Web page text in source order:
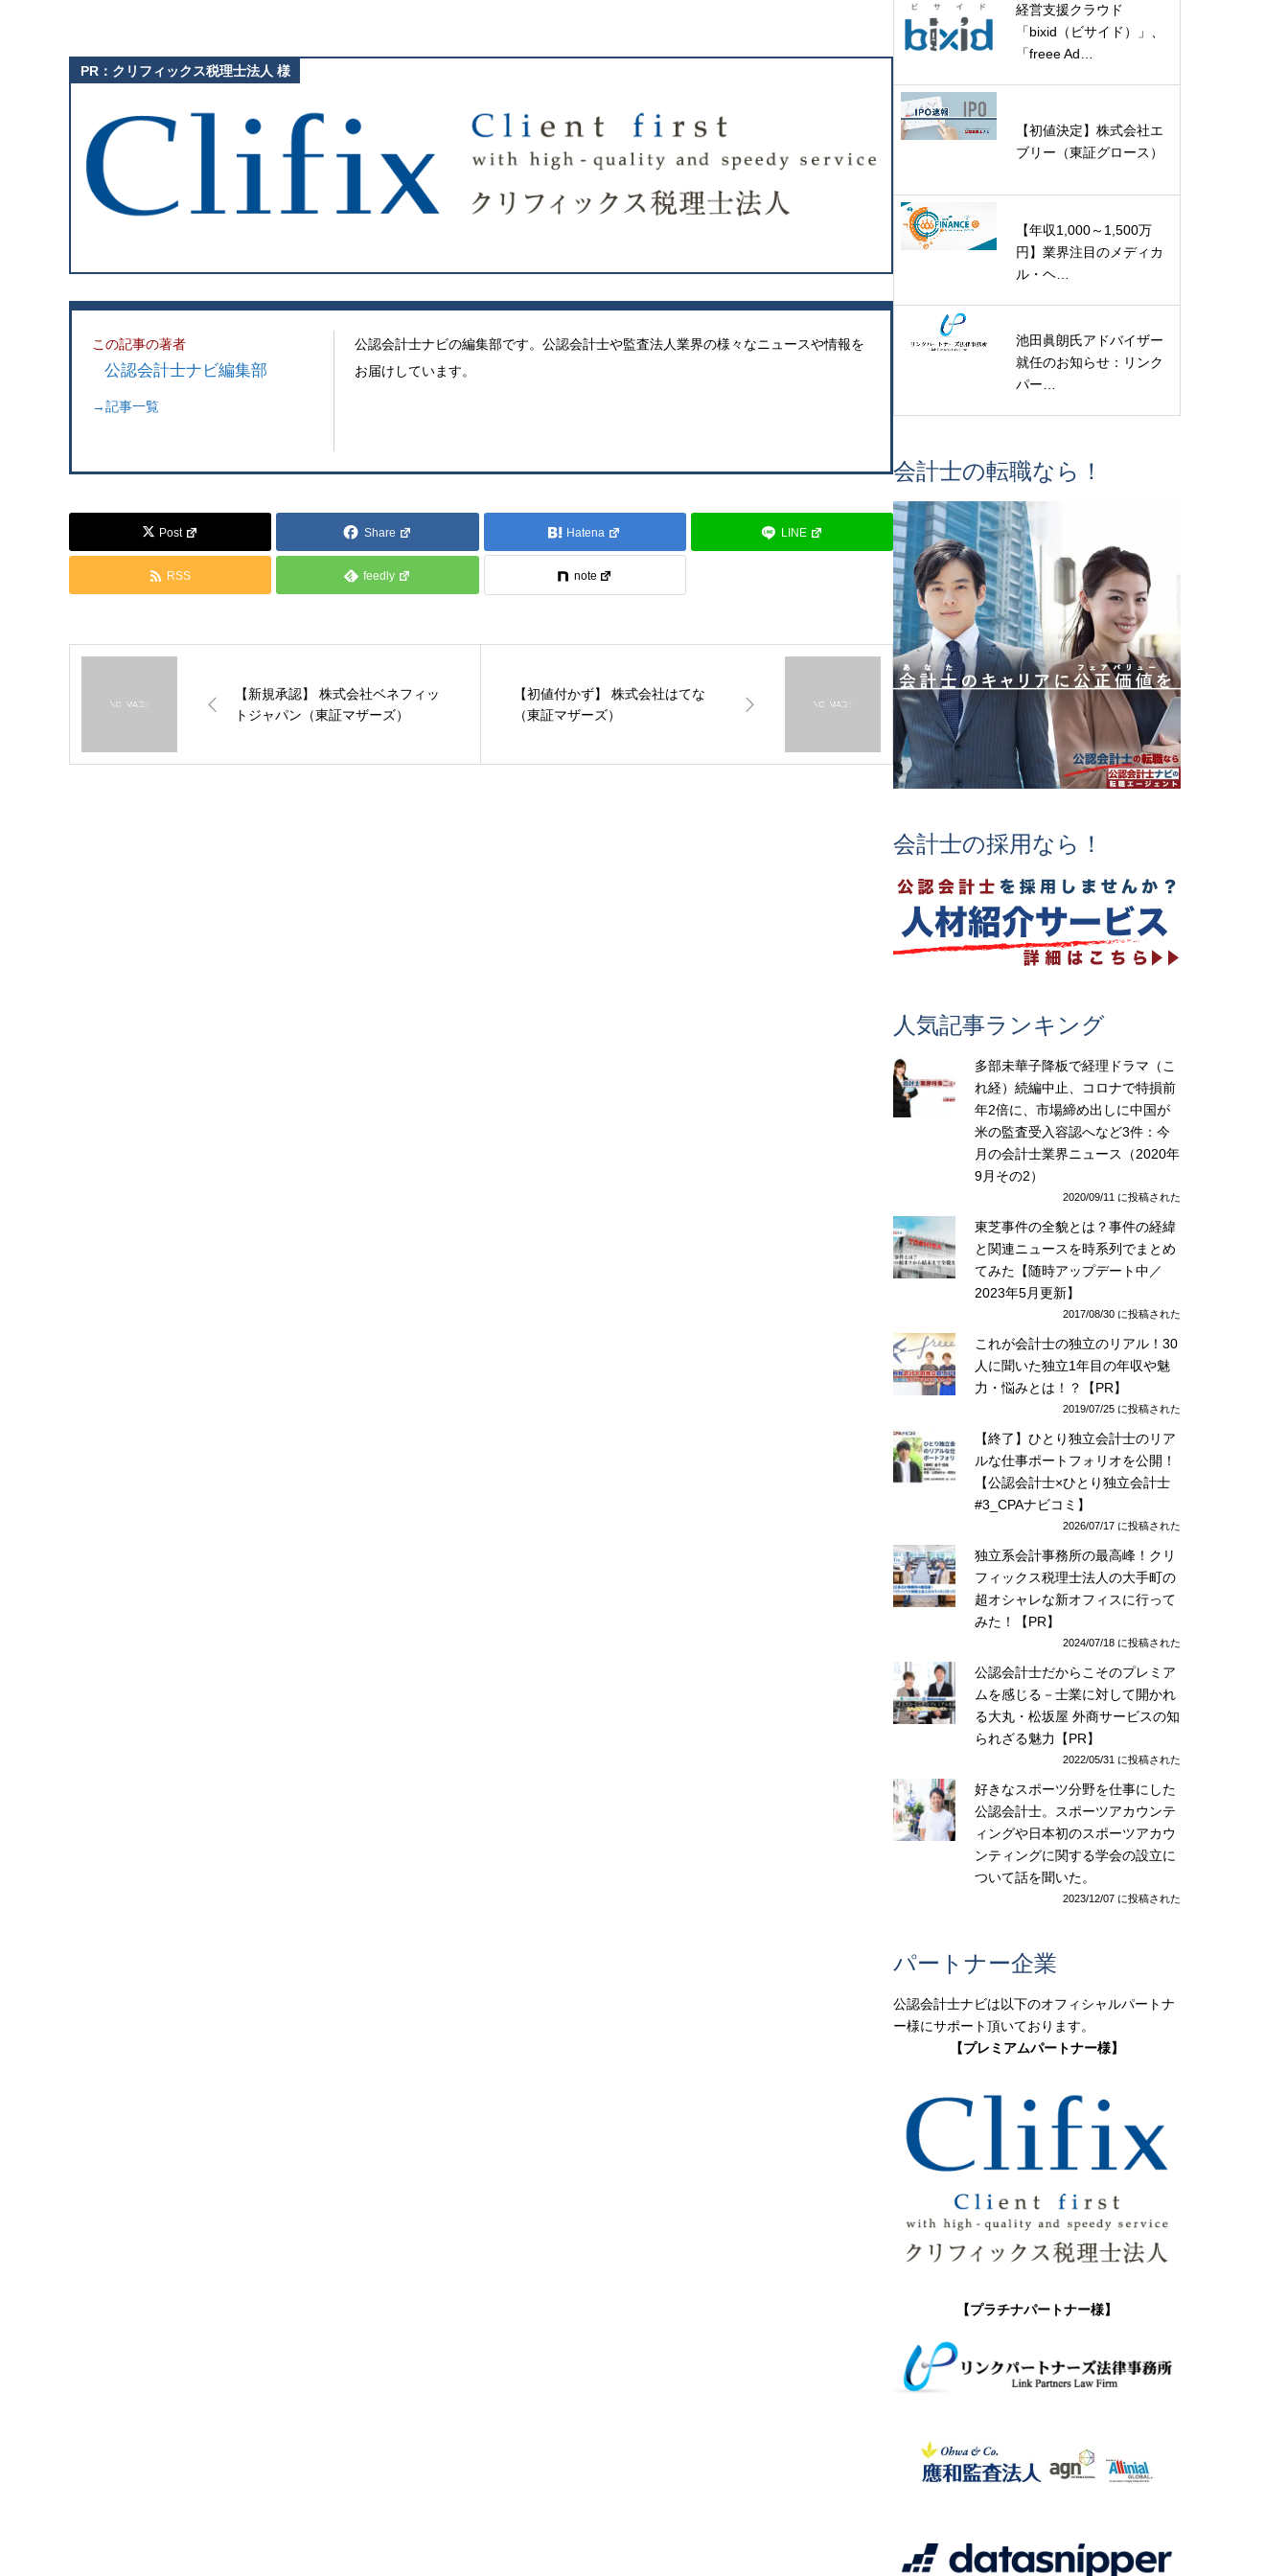
この記事の著者
公認会計士ナビ編集部
→記事一覧
公認会計士ナビの編集部です。公認会計士や監査法人業界の様々なニュースや情報を
お届けしています。
Post Share Hatena LINE
RSS feedly note
【新規承認】 株式会社ベネフィッ
トジャパン（東証マザーズ）
【初値付かず】 株式会社はてな
（東証マザーズ）
経営支援クラウド
「bixid（ビサイド）」、
「freee Ad…
【初値決定】株式会社エ
ブリー（東証グロース）
【年収1,000～1,500万
円】業界注目のメディカ
ル・ヘ…
池田眞朗氏アドバイザー
就任のお知らせ：リンク
パー…
会計士の転職なら！
会計士の採用なら！
人気記事ランキング
多部未華子降板で経理ドラマ（こ
れ経）続編中止、コロナで特損前
年2倍に、市場締め出しに中国が
米の監査受入容認へなど3件：今
月の会計士業界ニュース（2020年
9月その2）
2020/09/11 に投稿された
東芝事件の全貌とは？事件の経緯
と関連ニュースを時系列でまとめ
てみた【随時アップデート中／
2023年5月更新】
2017/08/30 に投稿された
これが会計士の独立のリアル！30
人に聞いた独立1年目の年収や魅
力・悩みとは！？【PR】
2019/07/25 に投稿された
【終了】ひとり独立会計士のリア
ルな仕事ポートフォリオを公開！
【公認会計士×ひとり独立会計士
#3_CPAナビコミ】
2026/07/17 に投稿された
独立系会計事務所の最高峰！クリ
フィックス税理士法人の大手町の
超オシャレな新オフィスに行って
みた！【PR】
2024/07/18 に投稿された
公認会計士だからこそのプレミア
ムを感じる－士業に対して開かれ
る大丸・松坂屋 外商サービスの知
られざる魅力【PR】
2022/05/31 に投稿された
好きなスポーツ分野を仕事にした
公認会計士。スポーツアカウンテ
ィングや日本初のスポーツアカウ
ンティングに関する学会の設立に
ついて話を聞いた。
2023/12/07 に投稿された
パートナー企業
公認会計士ナビは以下のオフィシャルパートナ
ー様にサポート頂いております。
【プレミアムパートナー様】
【プラチナパートナー様】